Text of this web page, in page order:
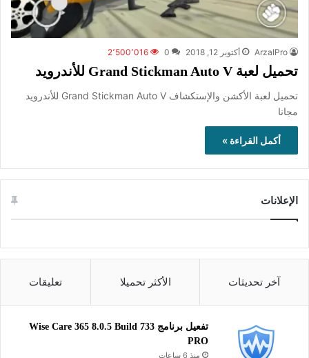
ArzalPro أكتوبر 12, 2018 0 2٬500٬016
تحميل لعبة Grand Stickman Auto V للأندرويد
تحميل لعبة الأكشن والإستكشاف Grand Stickman Auto V للأندرويد
مجانا
أكمل القراءة »
الإعلانات
آخر تحديثات الأكثر تحميلا تعليقات
تفعيل برنامج Wise Care 365 8.0.5 Build 733
PRO
منذ 6 ساعات